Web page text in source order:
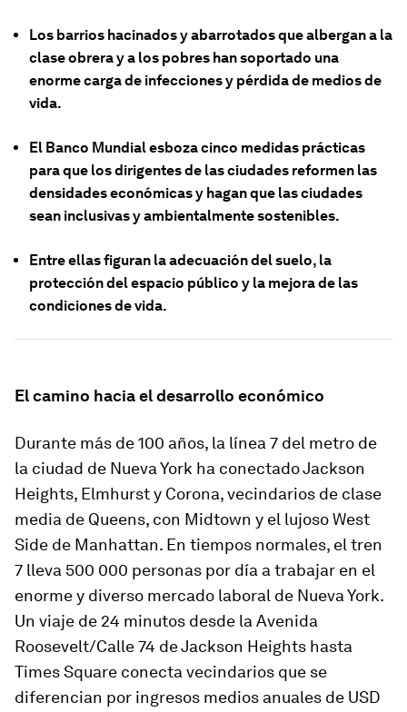
Los barrios hacinados y abarrotados que albergan a la
clase obrera y a los pobres han soportado una
enorme carga de infecciones y pérdida de medios de
vida.
El Banco Mundial esboza cinco medidas prácticas
para que los dirigentes de las ciudades reformen las
densidades económicas y hagan que las ciudades
sean inclusivas y ambientalmente sostenibles.
Entre ellas figuran la adecuación del suelo, la
protección del espacio público y la mejora de las
condiciones de vida.
El camino hacia el desarrollo económico
Durante más de 100 años, la línea 7 del metro de
la ciudad de Nueva York ha conectado Jackson
Heights, Elmhurst y Corona, vecindarios de clase
media de Queens, con Midtown y el lujoso West
Side de Manhattan. En tiempos normales, el tren
7 lleva 500 000 personas por día a trabajar en el
enorme y diverso mercado laboral de Nueva York.
Un viaje de 24 minutos desde la Avenida
Roosevelt/Calle 74 de Jackson Heights hasta
Times Square conecta vecindarios que se
diferencian por ingresos medios anuales de USD